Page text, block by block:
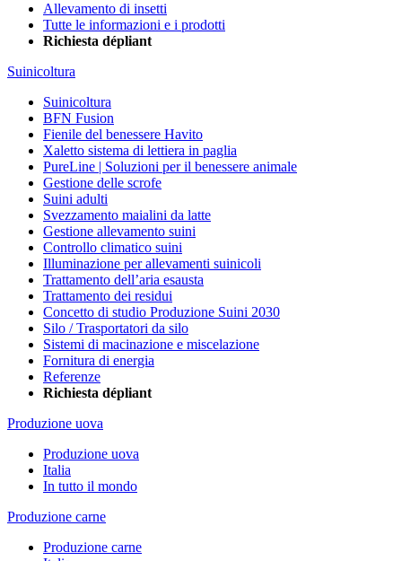
Allevamento di insetti
Tutte le informazioni e i prodotti
Richiesta dépliant
Suinicoltura
Suinicoltura
BFN Fusion
Fienile del benessere Havito
Xaletto sistema di lettiera in paglia
PureLine | Soluzioni per il benessere animale
Gestione delle scrofe
Suini adulti
Svezzamento maialini da latte
Gestione allevamento suini
Controllo climatico suini
Illuminazione per allevamenti suinicoli
Trattamento dell’aria esausta
Trattamento dei residui
Concetto di studio Produzione Suini 2030
Silo / Trasportatori da silo
Sistemi di macinazione e miscelazione
Fornitura di energia
Referenze
Richiesta dépliant
Produzione uova
Produzione uova
Italia
In tutto il mondo
Produzione carne
Produzione carne